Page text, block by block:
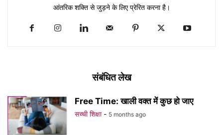
आंतरिक शक्ति से जुड़ने के लिए प्रेरित करना है।
संबंधित लेख
Free Time: खाली वक्त में कुछ हो जाए
सच्ची शिक्षा - 5 months ago